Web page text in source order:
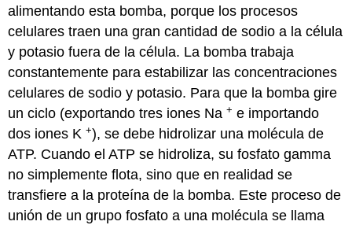
alimentando esta bomba, porque los procesos
celulares traen una gran cantidad de sodio a la célula
y potasio fuera de la célula. La bomba trabaja
constantemente para estabilizar las concentraciones
celulares de sodio y potasio. Para que la bomba gire
un ciclo (exportando tres iones Na+ e importando
dos iones K+), se debe hidrolizar una molécula de
ATP. Cuando el ATP se hidroliza, su fosfato gamma
no simplemente flota, sino que en realidad se
transfiere a la proteína de la bomba. Este proceso de
unión de un grupo fosfato a una molécula se llama